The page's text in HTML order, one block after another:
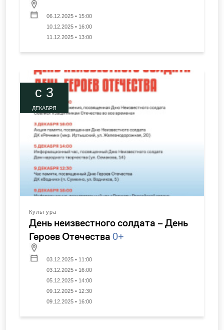
06.12.2025 • 15:00
10.12.2025 • 16:00
11.12.2025 • 13:00
c 3
ДЕКАБРЯ
Культура
День неизвестного солдата – День
Героев Отечества 0+
03.12.2025 • 11:00
03.12.2025 • 16:00
05.12.2025 • 14:00
09.12.2025 • 12:30
09.12.2025 • 16:00